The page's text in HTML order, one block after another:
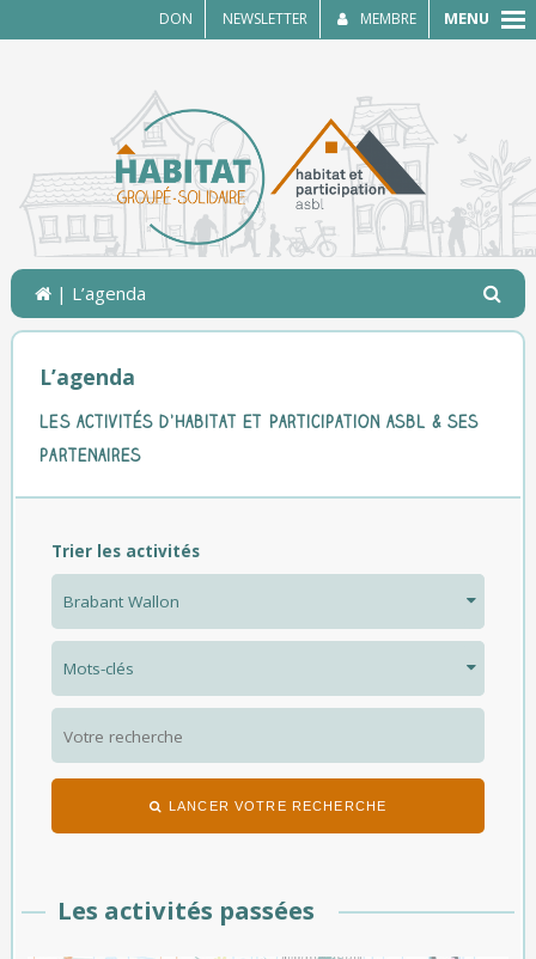
DON NEWSLETTER MEMBRE MENU
| L’agenda
L’agenda
Les activités d’Habitat et Participation asbl & ses
partenaires
Trier les activités
LANCER VOTRE RECHERCHE
Les activités passées